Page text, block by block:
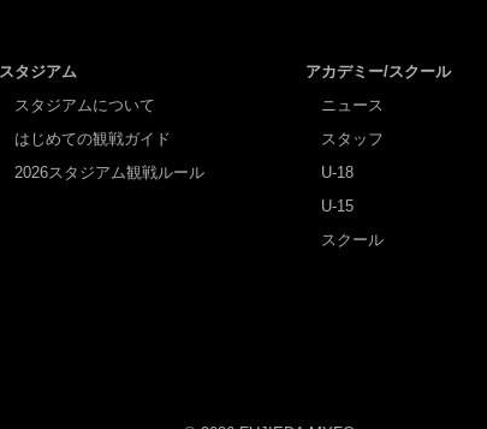
スタジアム
スタジアムについて
はじめての観戦ガイド
2026スタジアム観戦ルール
アカデミー/スクール
ニュース
スタッフ
U-18
U-15
スクール